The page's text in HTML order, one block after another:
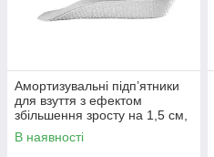
Амортизувальні підп’ятники
для взуття з ефектом
збільшення зросту на 1,5 см,
анатомічні вкладиші EVA 1
пара 29824
В наявності